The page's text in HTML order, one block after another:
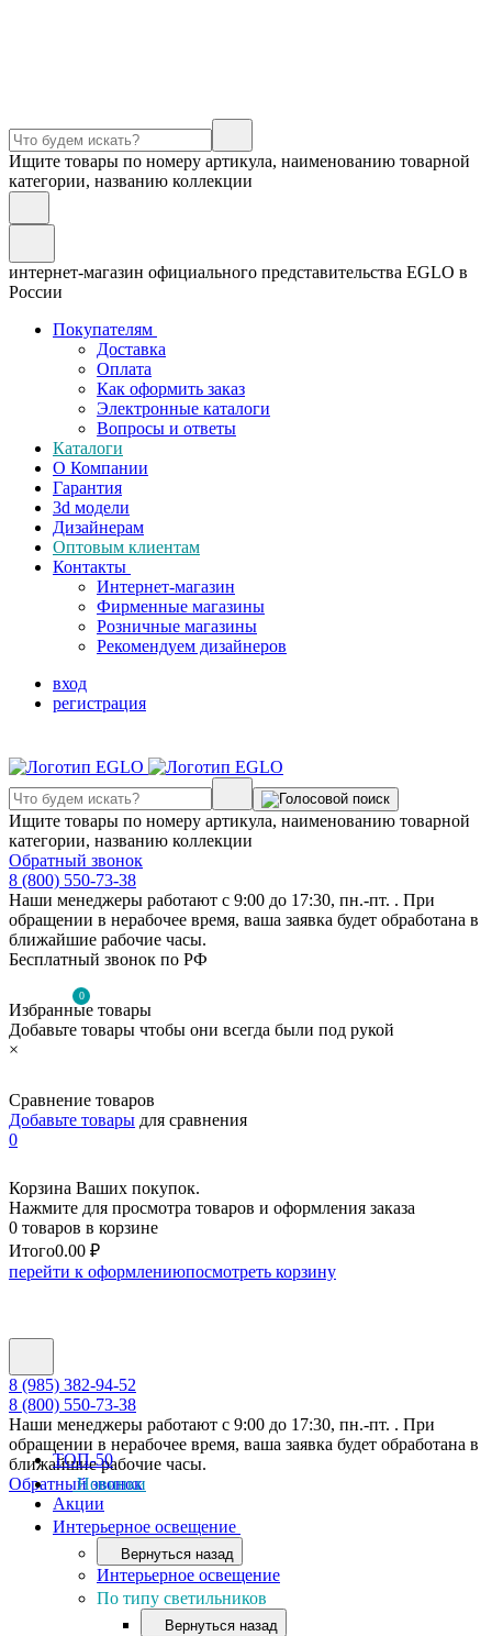
Ищите товары по номеру артикула, наименованию товарной
категории, названию коллекции
интернет-магазин официального представительства EGLO в
России
Покупателям
Доставка
Оплата
Как оформить заказ
Электронные каталоги
Вопросы и ответы
Каталоги
О Компании
Гарантия
3d модели
Дизайнерам
Оптовым клиентам
Контакты
Интернет-магазин
Фирменные магазины
Розничные магазины
Рекомендуем дизайнеров
вход
регистрация
Ищите товары по номеру артикула, наименованию товарной
категории, названию коллекции
Обратный звонок
8 (800) 550-73-38
Наши менеджеры работают с 9:00 до 17:30, пн.-пт. . При
обращении в нерабочее время, ваша заявка будет обработана в
ближайшие рабочие часы.
Бесплатный звонок по РФ
0
Избранные товары
Добавьте товары чтобы они всегда были под рукой
×
Сравнение товаров
Добавьте товары для сравнения
0
Корзина Ваших покупок.
Нажмите для просмотра товаров и оформления заказа
0 товаров в корзине
Итого0.00 ₽
перейти к оформлениюпосмотреть корзину
8 (985) 382-94-52
8 (800) 550-73-38
Наши менеджеры работают с 9:00 до 17:30, пн.-пт. . При
обращении в нерабочее время, ваша заявка будет обработана в
ближайшие рабочие часы.
Обратный звонок
ТОП-50
Новинки
Акции
Интерьерное освещение
Вернуться назад
Интерьерное освещение
По типу светильников
Вернуться назад